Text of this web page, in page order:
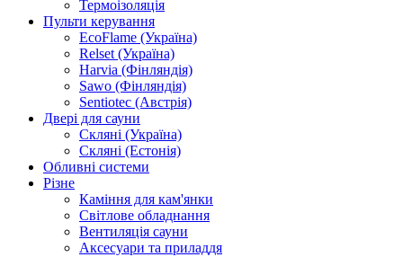
Термоізоляція
Пульти керування
EcoFlame (Україна)
Relset (Україна)
Harvia (Фінляндія)
Sawo (Фінляндія)
Sentiotec (Австрія)
Двері для сауни
Скляні (Україна)
Скляні (Естонія)
Обливні системи
Різне
Каміння для кам'янки
Світлове обладнання
Вентиляція сауни
Аксесуари та приладдя